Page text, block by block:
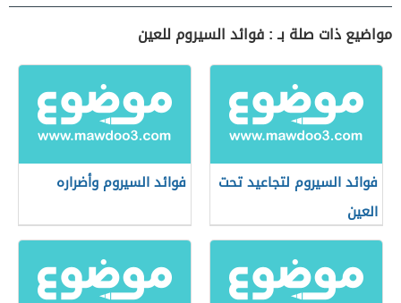
مواضيع ذات صلة بـ : فوائد السيروم للعين
فوائد السيروم لتجاعيد تحت
العين
فوائد السيروم وأضراره